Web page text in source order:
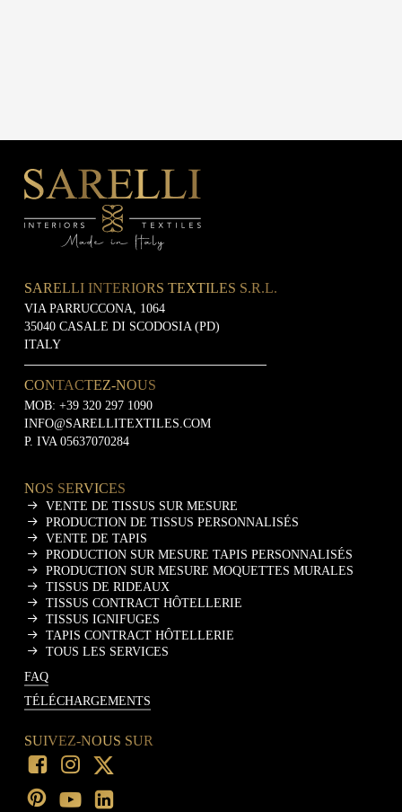
SARELLI INTERIORS TEXTILES S.R.L.
VIA PARRUCCONA, 1064
35040 CASALE DI SCODOSIA (PD)
ITALY
CONTACTEZ-NOUS
MOB: +39 320 297 1090
INFO@SARELLITEXTILES.COM
P. IVA 05637070284
NOS SERVICES
VENTE DE TISSUS SUR MESURE
PRODUCTION DE TISSUS PERSONNALISÉS
VENTE DE TAPIS
PRODUCTION SUR MESURE TAPIS PERSONNALISÉS
PRODUCTION SUR MESURE MOQUETTES MURALES
TISSUS DE RIDEAUX
TISSUS CONTRACT HÔTELLERIE
TISSUS IGNIFUGES
TAPIS CONTRACT HÔTELLERIE
TOUS LES SERVICES
FAQ
TÉLÉCHARGEMENTS
SUIVEZ-NOUS SUR